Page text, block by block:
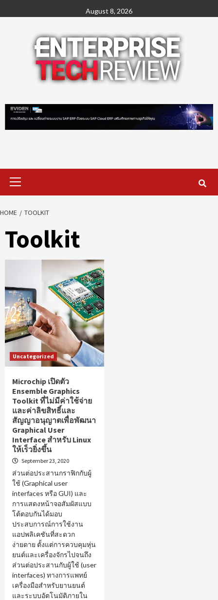
to
August 8, 2026
Primary
Menu
HOME TOOLKIT
Toolkit
Uncategorized
Microchip เปิดตัว
Ensemble Graphics
Toolkit ที่ไม่มีค่าใช้จ่าย
และค่าลิขสิทธิ์และ
สัญญาอนุญาตเพื่อพัฒนา
Graphical User
Interface สำหรับ Linux
ให้เร็วยิ่งขึ้น
September 23, 2020
ส่วนต่อประสานกราฟิกกับผู้
ใช้ (Graphical user
interfaces หรือ GUI) และ
การแสดงหน้าจอสัมผัสแบบ
โต้ตอบกันได้มอบ
ประสบการณ์การใช้งาน
แอปพลิเคชันที่สะดวก
ง่ายดาย ตั้งแต่การควบคุมหุ่น
ยนต์และเครื่องจักรไปจนถึง
ส่วนต่อประสานกับผู้ใช้ (user
interfaces) ทางการแพทย์
เครื่องมือสำหรับยานยนต์
และระบบอัตโนมัติภายใน